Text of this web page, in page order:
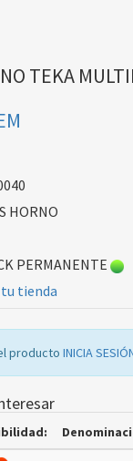
TEKA
HORNO
PERMANENTE
tienda
producto INICIA